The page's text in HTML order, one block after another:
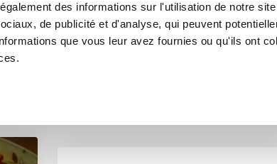
des informations sur l'utilisation de notre
de publicité et d'analyse, qui peuvent
que vous leur avez fournies ou qu'ils ont
desserts Pour recevoir